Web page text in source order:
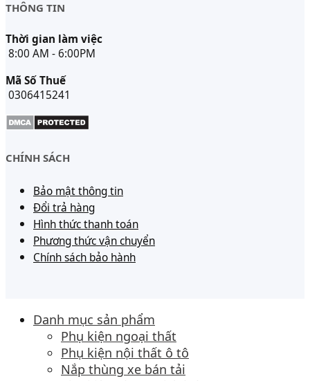
THÔNG TIN
Thời gian làm việc
8:00 AM - 6:00PM
Mã Số Thuế
0306415241
CHÍNH SÁCH
Bảo mật thông tin
Đổi trả hàng
Hình thức thanh toán
Phương thức vận chuyển
Chính sách bảo hành
Danh mục sản phẩm
Phụ kiện ngoại thất
Phụ kiện nội thất ô tô
Nắp thùng xe bán tải